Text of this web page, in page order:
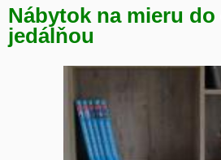
Nábytok na mieru
jedálňou